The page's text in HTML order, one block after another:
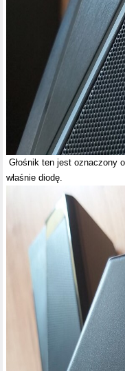
Głośnik ten jest oznaczony
właśnie diodę.